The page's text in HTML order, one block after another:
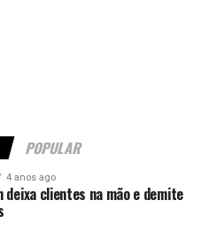
POPULAR
4 anos ago
deixa clientes na mão e demite